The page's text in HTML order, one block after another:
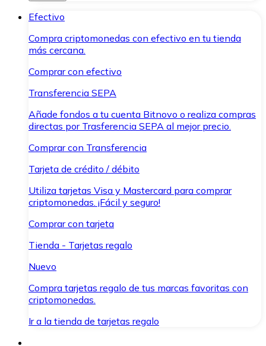
Efectivo
Compra criptomonedas con efectivo en tu tienda
más cercana.
Comprar con efectivo
Transferencia SEPA
Añade fondos a tu cuenta Bitnovo o realiza compras
directas por Trasferencia SEPA al mejor precio.
Comprar con Transferencia
Tarjeta de crédito / débito
Utiliza tarjetas Visa y Mastercard para comprar
criptomonedas. ¡Fácil y seguro!
Comprar con tarjeta
Tienda - Tarjetas regalo
Nuevo
Compra tarjetas regalo de tus marcas favoritas con
criptomonedas.
Ir a la tienda de tarjetas regalo